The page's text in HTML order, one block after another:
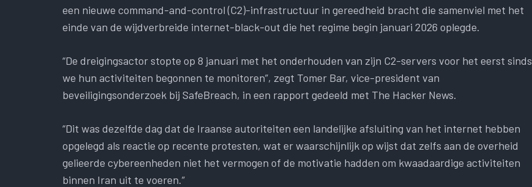
een nieuwe command-and-control (C2)-infrastructuur in gereedheid bracht die samenviel met het
einde van de wijdverbreide internet-black-out die het regime begin januari 2026 oplegde.
“De dreigingsactor stopte op 8 januari met het onderhouden van zijn C2-servers voor het eerst sinds
we hun activiteiten begonnen te monitoren”, zegt Tomer Bar, vice-president van
beveiligingsonderzoek bij SafeBreach, in een rapport gedeeld met The Hacker News.
“Dit was dezelfde dag dat de Iraanse autoriteiten een landelijke afsluiting van het internet hebben
opgelegd als reactie op recente protesten, wat er waarschijnlijk op wijst dat zelfs aan de overheid
gelieerde cybereenheden niet het vermogen of de motivatie hadden om kwaadaardige activiteiten
binnen Iran uit te voeren.”